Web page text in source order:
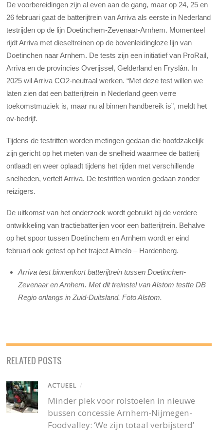
De voorbereidingen zijn al even aan de gang, maar op 24, 25 en
26 februari gaat de batterijtrein van Arriva als eerste in Nederland
testrijden op de lijn Doetinchem-Zevenaar-Arnhem. Momenteel
rijdt Arriva met dieseltreinen op de bovenleidingloze lijn van
Doetinchen naar Arnhem. De tests zijn een initiatief van ProRail,
Arriva en de provincies Overijssel, Gelderland en Fryslân. In
2025 wil Arriva CO2-neutraal werken. “Met deze test willen we
laten zien dat een batterijtrein in Nederland geen verre
toekomstmuziek is, maar nu al binnen handbereik is”, meldt het
ov-bedrijf.
Tijdens de testritten worden metingen gedaan die hoofdzakelijk
zijn gericht op het meten van de snelheid waarmee de batterij
ontlaadt en weer oplaadt tijdens het rijden met verschillende
snelheden, vertelt Arriva. De testritten worden gedaan zonder
reizigers.
De uitkomst van het onderzoek wordt gebruikt bij de verdere
ontwikkeling van tractiebatterijen voor een batterijtrein. Behalve
op het spoor tussen Doetinchem en Arnhem wordt er eind
februari ook getest op het traject Almelo – Hardenberg.
Arriva test binnenkort batterijtrein tussen Doetinchen-
Zevenaar en Arnhem. Met dit treinstel van Alstom testte DB
Regio onlangs in Zuid-Duitsland. Foto Alstom.
RELATED POSTS
ACTUEEL /
Minder plek voor rolstoelen in nieuwe
bussen concessie Arnhem-Nijmegen-
Foodvalley: ‘We zijn totaal verbijsterd’